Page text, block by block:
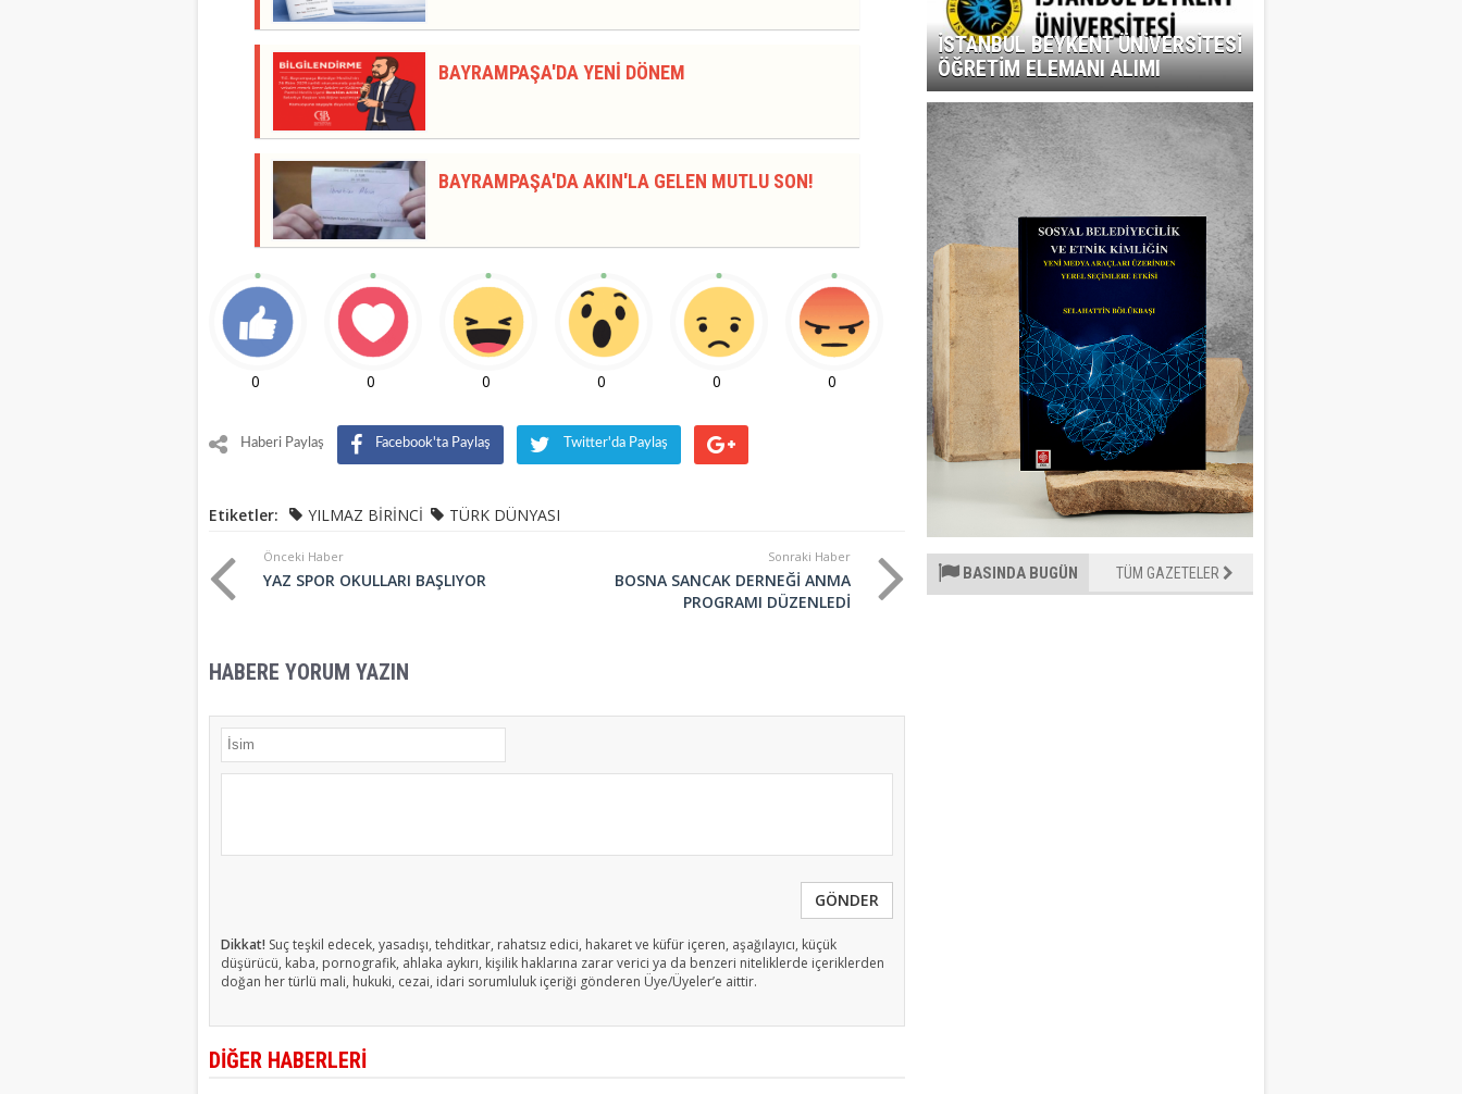
BAYRAMPAŞA'DA YENİ DÖNEM
BAYRAMPAŞA'DA AKIN'LA GELEN MUTLU SON!
0 0 0 0 0 0
Haberi Paylaş Facebook'ta Paylaş Twitter'da Paylaş
Etiketler: YILMAZ BİRİNCİ TÜRK DÜNYASI
Önceki Haber
YAZ SPOR OKULLARI BAŞLIYOR
Sonraki Haber
BOSNA SANCAK DERNEĞİ ANMA
PROGRAMI DÜZENLEDİ
HABERE YORUM YAZIN
GÖNDER
Dikkat! Suç teşkil edecek, yasadışı, tehditkar, rahatsız edici, hakaret ve küfür içeren, aşağılayıcı, küçük
düşürücü, kaba, pornografik, ahlaka aykırı, kişilik haklarına zarar verici ya da benzeri niteliklerde içeriklerden
doğan her türlü mali, hukuki, cezai, idari sorumluluk içeriği gönderen Üye/Üyeler’e aittir.
DİĞER HABERLERİ
İSTANBUL BEYKENT ÜNİVERSİTESİ
ÖĞRETİM ELEMANI ALIMI
BASINDA BUGÜN TÜM GAZETELER